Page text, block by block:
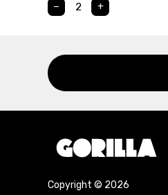
− 2 +
Copyright © 2026